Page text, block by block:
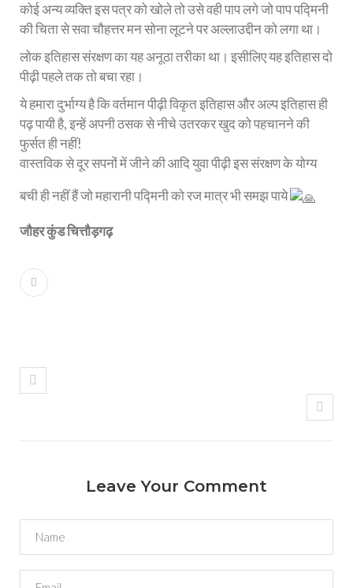
कोई अन्य व्यक्ति इस पत्र को खोले तो उसे वही पाप लगे जो पाप पद्मिनी
की चिता से सवा चौहत्तर मन सोना लूटने पर अल्लाउद्दीन को लगा था।
लोक इतिहास संरक्षण का यह अनूठा तरीका था। इसीलिए यह इतिहास दो
पीढ़ी पहले तक तो बचा रहा।
ये हमारा दुर्भाग्य है कि वर्तमान पीढ़ी विकृत इतिहास और अल्प इतिहास ही
पढ़ पायी है, इन्हें अपनी ठसक से नीचे उतरकर खुद को पहचानने की
फुर्सत ही नहीं!
वास्तविक से दूर सपनों में जीने की आदि युवा पीढ़ी इस संरक्षण के योग्य
बची ही नहीं हैं जो महारानी पद्मिनी को रज मात्र भी समझ पाये
जौहर कुंड चित्तौड़गढ़
Leave Your Comment